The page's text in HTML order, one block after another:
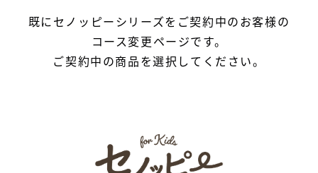
既にセノッピーシリーズを ご契約中のお客様の
コース変更ページです。
ご契約中の商品を選択してください。